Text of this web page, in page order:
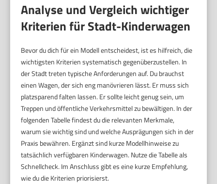
Analyse und Vergleich wichtiger
Kriterien für Stadt-Kinderwagen
Bevor du dich für ein Modell entscheidest, ist es hilfreich, die
wichtigsten Kriterien systematisch gegenüberzustellen. In
der Stadt treten typische Anforderungen auf. Du brauchst
einen Wagen, der sich eng manövrieren lässt. Er muss sich
platzsparend falten lassen. Er sollte leicht genug sein, um
Treppen und öffentliche Verkehrsmittel zu bewältigen. In der
folgenden Tabelle findest du die relevanten Merkmale,
warum sie wichtig sind und welche Ausprägungen sich in der
Praxis bewähren. Ergänzt sind kurze Modellhinweise zu
tatsächlich verfügbaren Kinderwagen. Nutze die Tabelle als
Schnellcheck. Im Anschluss gibt es eine kurze Empfehlung,
wie du die Kriterien priorisierst.